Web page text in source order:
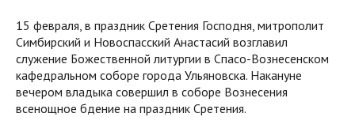
15 февраля, в праздник Сретения Господня, митрополит
Симбирский и Новоспасский Анастасий возглавил
служение Божественной литургии в Спасо-Вознесенском
кафедральном соборе города Ульяновска. Накануне
вечером владыка совершил в соборе Вознесения
всенощное бдение на праздник Сретения.